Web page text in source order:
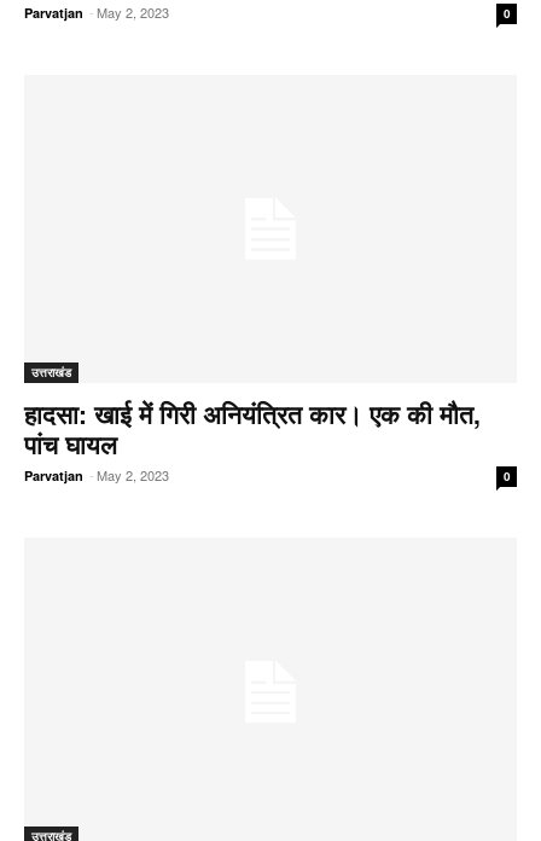
Parvatjan -May 2, 2023 0
उत्तराखंड
हादसा: खाई में गिरी अनियंत्रित कार। एक की मौत,
पांच घायल
Parvatjan -May 2, 2023 0
उत्तराखंड